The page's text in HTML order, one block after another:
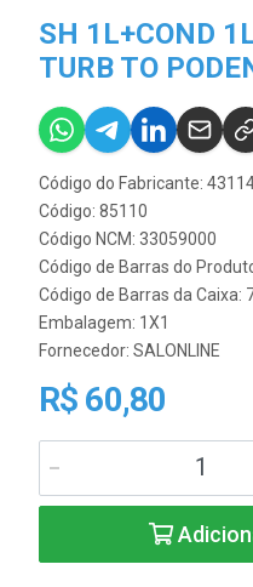
SH 1L+COND
TURB TO
Código do Fabricante:
Código: 85110
Código NCM: 33059000
Código de Barras do
Código de Barras da Caixa:
Embalagem: 1X1
Fornecedor: SALONLINE
R$ 60,80